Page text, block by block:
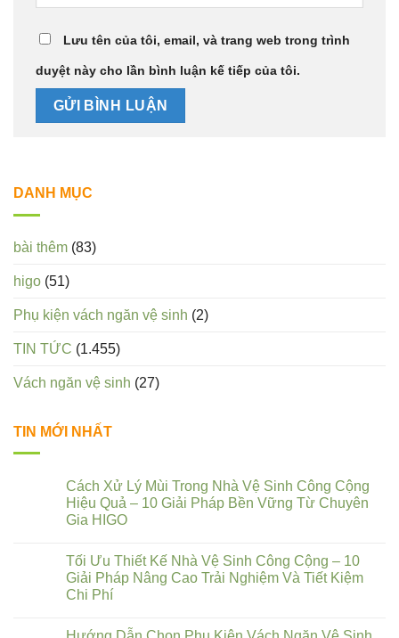
Lưu tên của tôi, email, và trang web trong trình
duyệt này cho lần bình luận kế tiếp của tôi.
DANH MỤC
bài thêm (83)
higo (51)
Phụ kiện vách ngăn vệ sinh (2)
TIN TỨC (1.455)
Vách ngăn vệ sinh (27)
TIN MỚI NHẤT
Cách Xử Lý Mùi Trong Nhà Vệ Sinh Công Cộng
Hiệu Quả – 10 Giải Pháp Bền Vững Từ Chuyên
Gia HIGO
Tối Ưu Thiết Kế Nhà Vệ Sinh Công Cộng – 10
Giải Pháp Nâng Cao Trải Nghiệm Và Tiết Kiệm
Chi Phí